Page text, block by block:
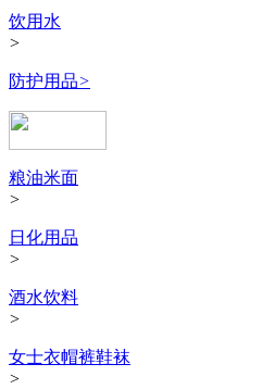
饮用水
>
防护用品>
粮油米面
>
日化用品
>
酒水饮料
>
女士衣帽裤鞋袜
>